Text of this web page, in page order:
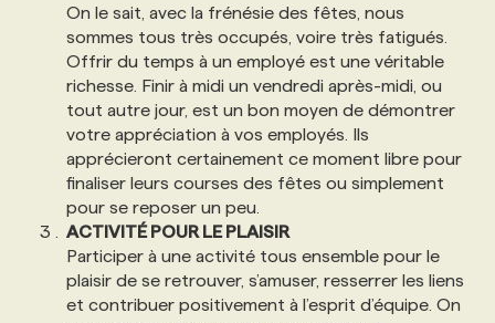
PROGRAMMES DE SUBVENTIONS
FAQ
ANNONCEZ AVEC NOUS
On le sait, avec la frénésie des fêtes, nous
sommes tous très occupés, voire très fatigués.
Offrir du temps à un employé est une véritable
richesse. Finir à midi un vendredi après-midi, ou
tout autre jour, est un bon moyen de démontrer
votre appréciation à vos employés. Ils
apprécieront certainement ce moment libre pour
finaliser leurs courses des fêtes ou simplement
pour se reposer un peu.
ACTIVITÉ POUR LE PLAISIR
Participer à une activité tous ensemble pour le
plaisir de se retrouver, s’amuser, resserrer les liens
et contribuer positivement à l’esprit d’équipe. On